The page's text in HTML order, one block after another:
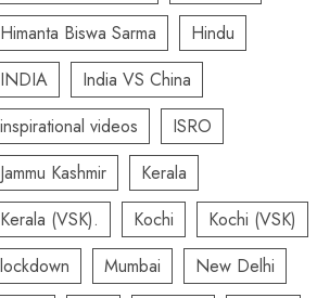
Himanta Biswa Sarma
Hindu
INDIA
India VS China
inspirational videos
ISRO
Jammu Kashmir
Kerala
Kerala (VSK).
Kochi
Kochi (VSK)
lockdown
Mumbai
New Delhi